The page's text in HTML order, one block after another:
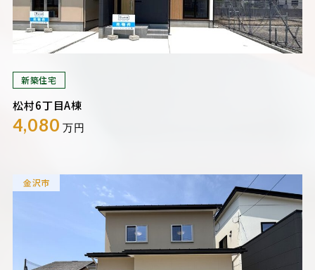
新築住宅
松村6丁目A棟
4,080 万円
金沢市